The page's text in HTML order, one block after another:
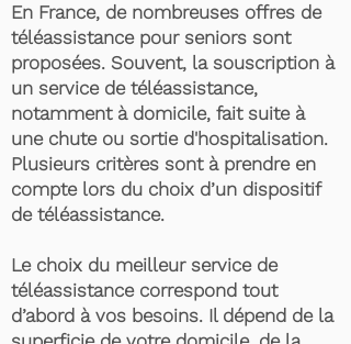
En France, de nombreuses offres de
téléassistance pour seniors sont
proposées. Souvent, la souscription à
un service de téléassistance,
notamment à domicile, fait suite à
une chute ou sortie d'hospitalisation.
Plusieurs critères sont à prendre en
compte lors du choix d’un dispositif
de téléassistance.
Le choix du meilleur service de
téléassistance correspond tout
d’abord à vos besoins. Il dépend de la